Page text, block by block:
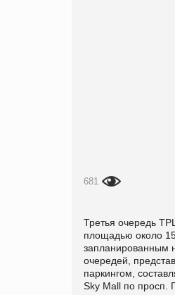
681
Третья очередь
площадью около
запланированным
очередей,
паркингом,
Sky Mall по просп.